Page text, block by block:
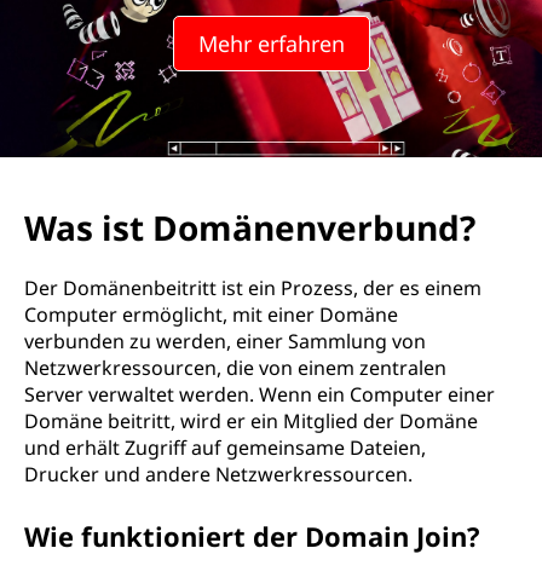
o
Mehr erfahren
Was ist Domänenverbund?
Der Domänenbeitritt ist ein Prozess, der es einem
Computer ermöglicht, mit einer Domäne
verbunden zu werden, einer Sammlung von
Netzwerkressourcen, die von einem zentralen
Server verwaltet werden. Wenn ein Computer einer
Domäne beitritt, wird er ein Mitglied der Domäne
und erhält Zugriff auf gemeinsame Dateien,
Drucker und andere Netzwerkressourcen.
Wie funktioniert der Domain Join?